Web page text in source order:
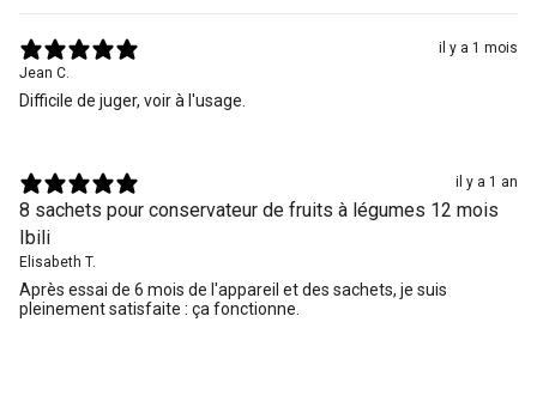
il y a 1 mois
Jean C.
Difficile de juger, voir à l'usage.
il y a 1 an
8 sachets pour conservateur de fruits à légumes 12 mois
Ibili
Elisabeth T.
Après essai de 6 mois de l'appareil et des sachets, je suis
pleinement satisfaite : ça fonctionne.